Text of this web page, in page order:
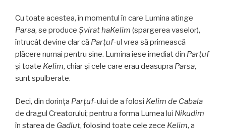
Cu toate acestea, în momentul în care Lumina atinge
Parsa, se produce Şvirat haKelim (spargerea vaselor),
întrucât devine clar că Parţuf-ul vrea să primească
plăcere numai pentru sine. Lumina iese imediat din Parţuf
și toate Kelim, chiar și cele care erau deasupra Parsa,
sunt spulberate.
Deci, din dorința Parţuf-ului de a folosi Kelim de Cabala
de dragul Creatorului; pentru a forma Lumea lui Nikudim
în starea de Gadlut, folosind toate cele zece Kelim, a